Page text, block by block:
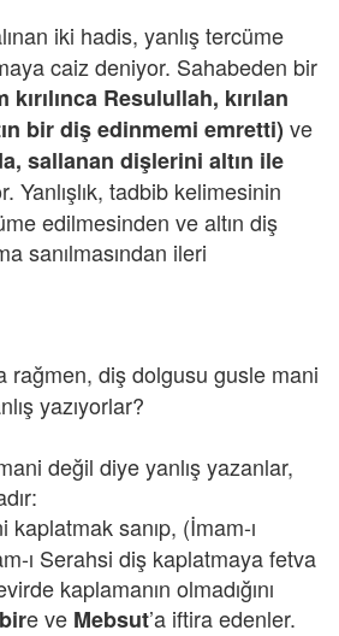
iki hadis, yanlış tercüme
caiz deniyor. Sahabeden bir
Resulullah, kırılan
bir diş edinmemi emretti) ve
sallanan dişlerini altın ile
Yanlışlık, tadbib kelimesinin
edilmesinden ve altın diş
sanılmasından ileri
rağmen, diş dolgusu gusle mani
yazıyorlar?
değil diye yanlış yazanlar,
kaplatmak sanıp, (İmam-ı
ı Serahsi diş kaplatmaya fetva
kaplamanın olmadığını
e ve Mebsut’a iftira edenler.